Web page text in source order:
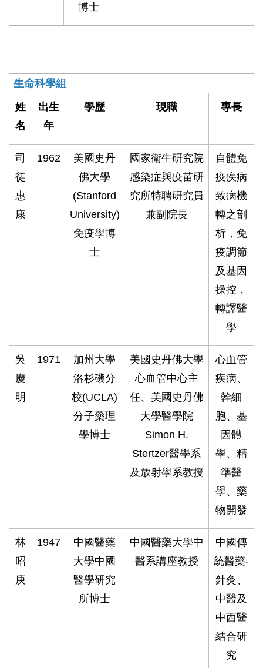
博士
生命科學組
姓
名
出生
年
學歷 現職 專長
司
徒
惠
康
1962
美國史丹
佛大學
(Stanford
University)
免疫學博
士
國家衛生研究院
感染症與疫苗研
究所特聘研究員
兼副院長
自體免
疫疾病
致病機
轉之剖
析，免
疫調節
及基因
操控，
轉譯醫
學
吳
慶
明
1971
加州大學
洛杉磯分
校(UCLA)
分子藥理
學博士
美國史丹佛大學
心血管中心主
任、美國史丹佛
大學醫學院
Simon H.
Stertzer醫學系
及放射學系教授
心血管
疾病、
幹細
胞、基
因體
學、精
準醫
學、藥
物開發
林
昭
庚
1947
中國醫藥
大學中國
醫學研究
所博士
中國醫藥大學中
醫系講座教授
中國傳
統醫藥-
針灸、
中醫及
中西醫
結合研
究